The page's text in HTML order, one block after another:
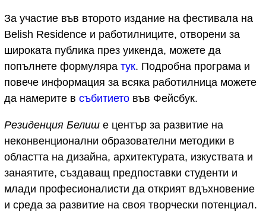
За участие във второто издание на фестивала на
Belish Residence и работилниците, отворени за
широката публика през уикенда, можете да
попълнете формуляра тук. Подробна програма и
повече информация за всяка работилница можете
да намерите в събитието във Фейсбук.
Резиденция Белиш е център за развитие на
неконвенционални образователни методики в
областта на дизайна, архитектурата, изкуствата и
занаятите, създаващ предпоставки студенти и
млади професионалисти да открият вдъхновение
и среда за развитие на своя творчески потенциал.